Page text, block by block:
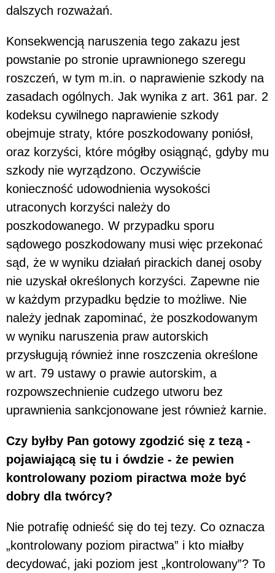
dalszych rozważań.
Konsekwencją naruszenia tego zakazu jest
powstanie po stronie uprawnionego szeregu
roszczeń, w tym m.in. o naprawienie szkody na
zasadach ogólnych. Jak wynika z art. 361 par. 2
kodeksu cywilnego naprawienie szkody
obejmuje straty, które poszkodowany poniósł,
oraz korzyści, które mógłby osiągnąć, gdyby mu
szkody nie wyrządzono. Oczywiście
konieczność udowodnienia wysokości
utraconych korzyści należy do
poszkodowanego. W przypadku sporu
sądowego poszkodowany musi więc przekonać
sąd, że w wyniku działań pirackich danej osoby
nie uzyskał określonych korzyści. Zapewne nie
w każdym przypadku będzie to możliwe. Nie
należy jednak zapominać, że poszkodowanym
w wyniku naruszenia praw autorskich
przysługują również inne roszczenia określone
w art. 79 ustawy o prawie autorskim, a
rozpowszechnienie cudzego utworu bez
uprawnienia sankcjonowane jest również karnie.
Czy byłby Pan gotowy zgodzić się z tezą -
pojawiającą się tu i ówdzie - że pewien
kontrolowany poziom piractwa może być
dobry dla twórcy?
Nie potrafię odnieść się do tej tezy. Co oznacza
„kontrolowany poziom piractwa” i kto miałby
decydować, jaki poziom jest „kontrolowany”? To